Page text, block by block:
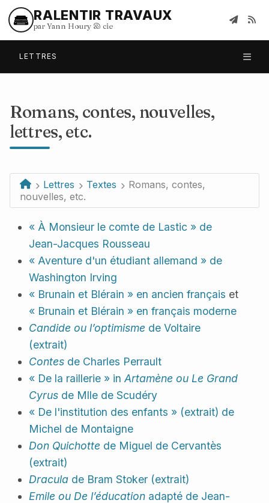
RALENTIR TRAVAUX
par Yann Houry & cie
LETTRES
Romans, contes, nouvelles,
lettres, etc.
Lettres Textes
Romans, contes,
nouvelles, etc.
« À Monsieur le comte de Lastic » de
Jean-Jacques Rousseau
« Aventure d'un étudiant allemand » de
Washington Irving
« Brunain et Blérain » en ancien français et
« Brunain et Blérain » en français moderne
Candide ou l’optimisme de Voltaire
(extrait)
Contes de Charles Perrault
« De la raillerie » in Artamène ou Le Grand
Cyrus de Mlle de Scudéry
« De l'institution des enfants » (extrait) de
Michel de Montaigne
Don Quichotte de Miguel de Cervantès
(extrait)
Dracula de Bram Stoker (extrait)
Emile ou De l’éducation adapté de Jean-